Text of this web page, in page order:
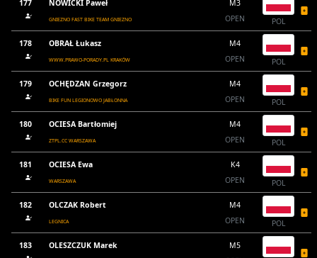
177 NOWICKI Paweł
GNIEZNO FAST BIKE TEAM GNIEZNO
M3
OPEN
POL
178 OBRAŁ Łukasz
WWW.PRAWO-PORADY.PL KRAKÓW
M4
OPEN
POL
179 OCHĘDZAN Grzegorz
BIKE FUN LEGIONOWO JABŁONNA
M4
OPEN
POL
180 OCIESA Bartłomiej
ZTPL.CC WARSZAWA
M4
OPEN
POL
181 OCIESA Ewa
WARSZAWA
K4
OPEN
POL
182 OLCZAK Robert
LEGNICA
M4
OPEN
POL
183 OLESZCZUK Marek
M5